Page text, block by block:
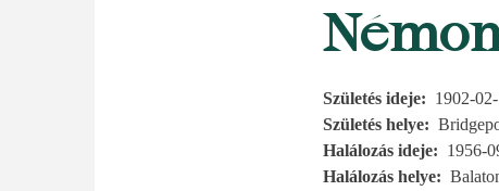
Születés ideje
1902-02-
Születés helye
Halálozás ideje
1956-
Halálozás helye